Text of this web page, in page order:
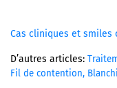
Cas cliniques et smiles
D’autres articles:
Fil de contention,